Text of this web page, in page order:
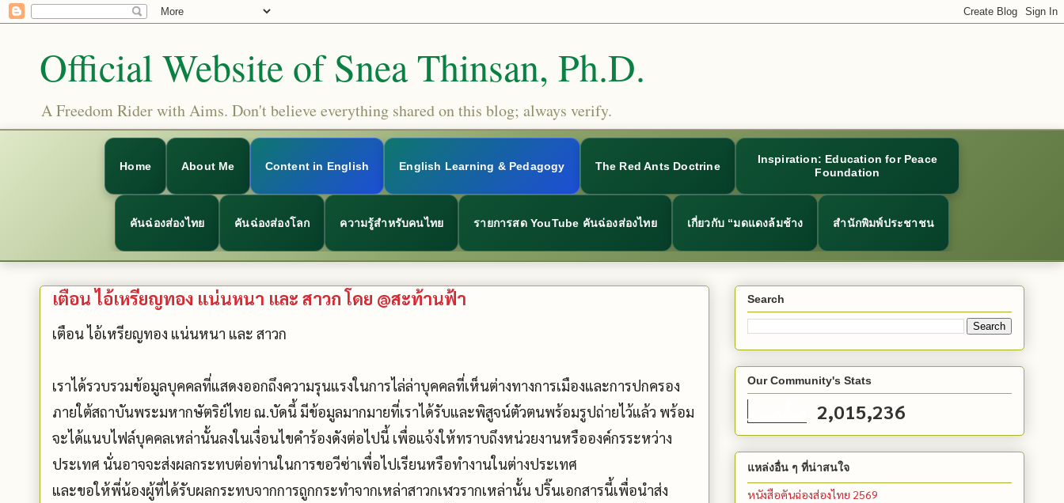
Official Website of Snea Thinsan, Ph.D.
A Freedom Rider with Aims. Don't believe everything shared on this blog; always verify.
Home About Me Content in English English Learning & Pedagogy The Red Ants Doctrine
Inspiration: Education for Peace
Foundation
คันฉ่องส่องไทย คันฉ่องส่องโลก ความรู้สำหรับคนไทย รายการสด YouTube คันฉ่องส่องไทย เกี่ยวกับ “มดแดงล้มช้าง สำนักพิมพ์ประชาชน
เตือน ไอ้เหรียญทอง แน่นหนา และ สาวก โดย @สะท้านฟ้า
เตือน ไอ้เหรียญทอง แน่นหนา และ สาวก
เราได้รวบรวมข้อมูลบุคคลที่แสดงออกถึงความรุนแรงในการไล่ล่าบุคคลที่เห็นต่างทางการเมืองและการปกครอง
ภายใต้สถาบันพระมหากษัตริย์ไทย ณ.บัดนี้ มีข้อมูลมากมายที่เราได้รับและพิสูจน์ตัวตนพร้อมรูปถ่ายไว้แล้ว พร้อม
จะได้แนบไฟล์บุคคลเหล่านั้นลงในเงื่อนไขคำร้องดังต่อไปนี้ เพื่อแจ้งให้ทราบถึงหน่วยงานหรือองค์กรระหว่าง
ประเทศ นั่นอาจจะส่งผลกระทบต่อท่านในการขอวีซ่าเพื่อไปเรียนหรือทำงานในต่างประเทศ
และขอให้พี่น้องผู้ที่ได้รับผลกระทบจากการถูกกระทำจากเหล่าสาวกเฬวรากเหล่านั้น ปริ๊นเอกสารนี้เพื่อนำส่ง
Search
Our Community's Stats
2,015,236
แหล่งอื่น ๆ ที่น่าสนใจ
หนังสือคันฉ่องส่องไทย 2569